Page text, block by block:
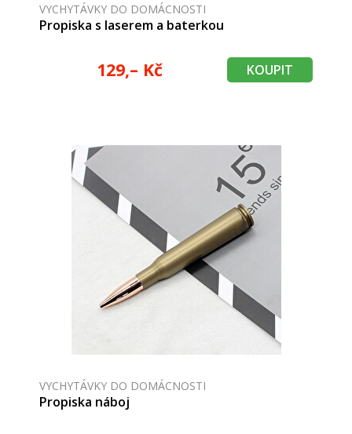
VYCHYTÁVKY DO DOMÁCNOSTI
Propiska s laserem a baterkou
129,– Kč KOUPIT
VYCHYTÁVKY DO DOMÁCNOSTI
Propiska náboj